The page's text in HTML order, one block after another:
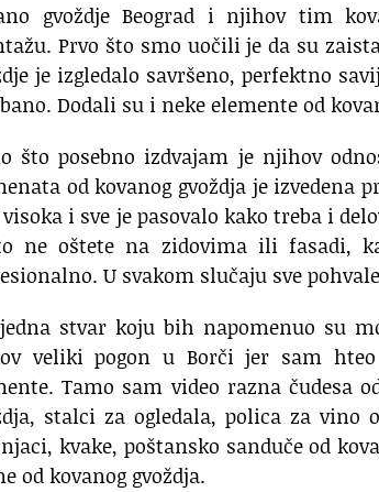
gvoždje Beograd i njihov tim
Prvo što smo uočili je da su
je izgledalo savršeno, perfektno
Dodali su i neke elemente od
što posebno izdvajam je njihov
od kovanog gvoždja je
i sve je pasovalo kako treba i
ne oštete na zidovima ili fasadi,
U svakom slučaju sve pohvale
stvar koju bih napomenuo su
veliki pogon u Borči jer sam
Tamo sam video razna čudesa
stalci za ogledala, polica za vino
kvake, poštansko sanduče od
od kovanog gvoždja.